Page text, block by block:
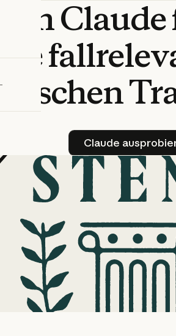
vonClaude
Claude